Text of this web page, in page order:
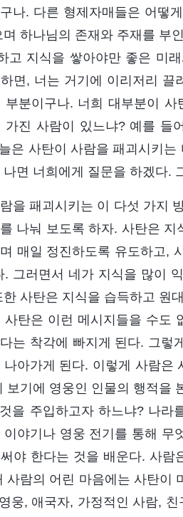
나. 다른 형제자매들은 어떻
하나님의 존재와 주재를 부
고 지식을 쌓아야만 좋은 미
면, 너는 거기에 이리저리
부분이구나. 너희 대부분이
가진 사람이 있느냐? 예를 들
은 사탄이 사람을 패괴시키
면 너희에게 질문을 하겠다.
을 패괴시키는 이 다섯 가지
나눠 보도록 하자. 사탄은
매일 정진하도록 유도하고,
. 그러면서 네가 지식을 많이
한 사탄은 지식을 습득하고 원
사탄은 이런 메시지들을 수도
는 착각에 빠지게 된다. 그렇
나아가게 된다. 이렇게 사람은
보기에 영웅인 인물의 행적을
을 주입하고자 하느냐? 나라
이야기나 영웅 전기를 통해 무
야 한다는 것을 배운다. 사람
사람의 어린 마음에는 사탄이
웅, 애국자, 가정적인 사람,